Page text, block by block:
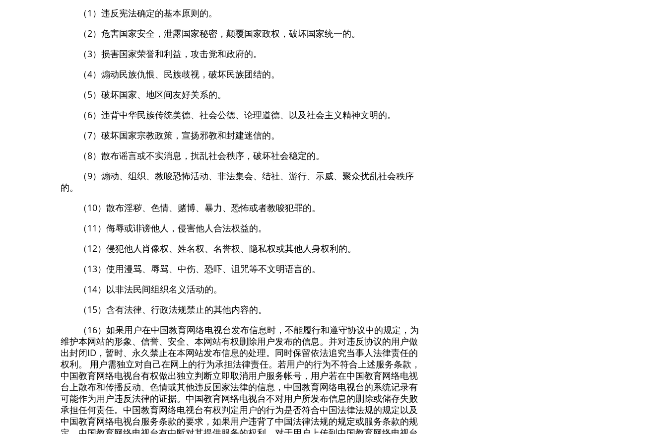
（1）违反宪法确定的基本原则的。
（2）危害国家安全，泄露国家秘密，颠覆国家政权，破坏国家统一的。
（3）损害国家荣誉和利益，攻击党和政府的。
（4）煽动民族仇恨、民族歧视，破坏民族团结的。
（5）破坏国家、地区间友好关系的。
（6）违背中华民族传统美德、社会公德、论理道德、以及社会主义精神文明的。
（7）破坏国家宗教政策，宣扬邪教和封建迷信的。
（8）散布谣言或不实消息，扰乱社会秩序，破坏社会稳定的。
（9）煽动、组织、教唆恐怖活动、非法集会、结社、游行、示威、聚众扰乱社会秩序
的。
（10）散布淫秽、色情、赌博、暴力、恐怖或者教唆犯罪的。
（11）侮辱或诽谤他人，侵害他人合法权益的。
（12）侵犯他人肖像权、姓名权、名誉权、隐私权或其他人身权利的。
（13）使用漫骂、辱骂、中伤、恐吓、诅咒等不文明语言的。
（14）以非法民间组织名义活动的。
（15）含有法律、行政法规禁止的其他内容的。
（16）如果用户在中国教育网络电视台发布信息时，不能履行和遵守协议中的规定，为
维护本网站的形象、信誉、安全、本网站有权删除用户发布的信息。并对违反协议的用户做
出封闭ID，暂时、永久禁止在本网站发布信息的处理。同时保留依法追究当事人法律责任的
权利。 用户需独立对自己在网上的行为承担法律责任。若用户的行为不符合上述服务条款，
中国教育网络电视台有权做出独立判断立即取消用户服务帐号，用户若在中国教育网络电视
台上散布和传播反动、色情或其他违反国家法律的信息，中国教育网络电视台的系统记录有
可能作为用户违反法律的证据。中国教育网络电视台不对用户所发布信息的删除或储存失败
承担任何责任。中国教育网络电视台有权判定用户的行为是否符合中国法律法规的规定以及
中国教育网络电视台服务条款的要求，如果用户违背了中国法律法规的规定或服务条款的规